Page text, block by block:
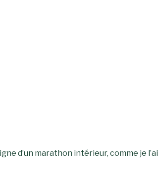
d’un marathon intérieur, comme je l’ai